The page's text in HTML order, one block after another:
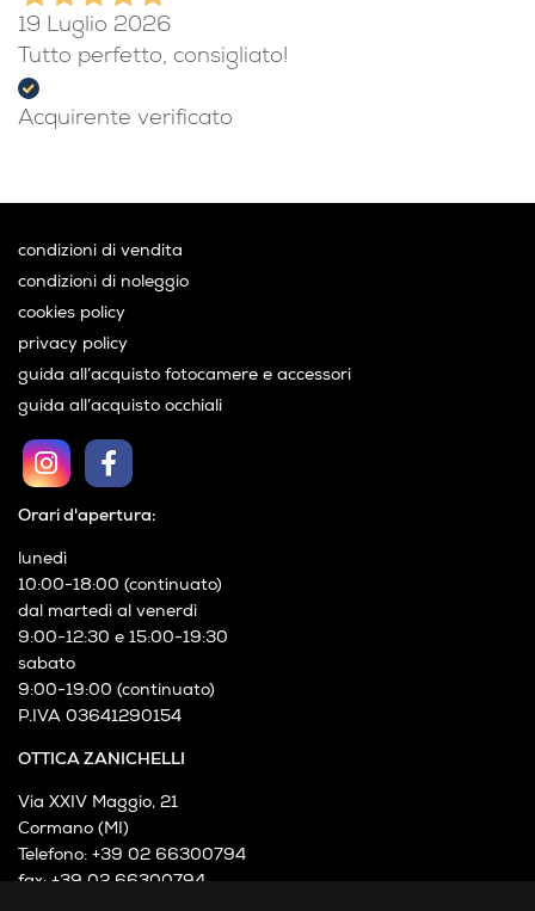
19 Luglio 2026
Tutto perfetto, consigliato!
Acquirente verificato
OTTICA ZANICHELLI
Via XXIV Maggio, 21
Cormano (MI)
Telefono: +39 02 66300794
fax: +39 02 66300794
Orari d'apertura:
lunedì
10:00-18:00 (continuato)
dal martedì al venerdì
9:00-12:30 e 15:00-19:30
sabato
9:00-19:00 (continuato)
P.IVA 03641290154
condizioni di vendita
condizioni di noleggio
cookies policy
privacy policy
guida all’acquisto fotocamere e accessori
guida all’acquisto occhiali